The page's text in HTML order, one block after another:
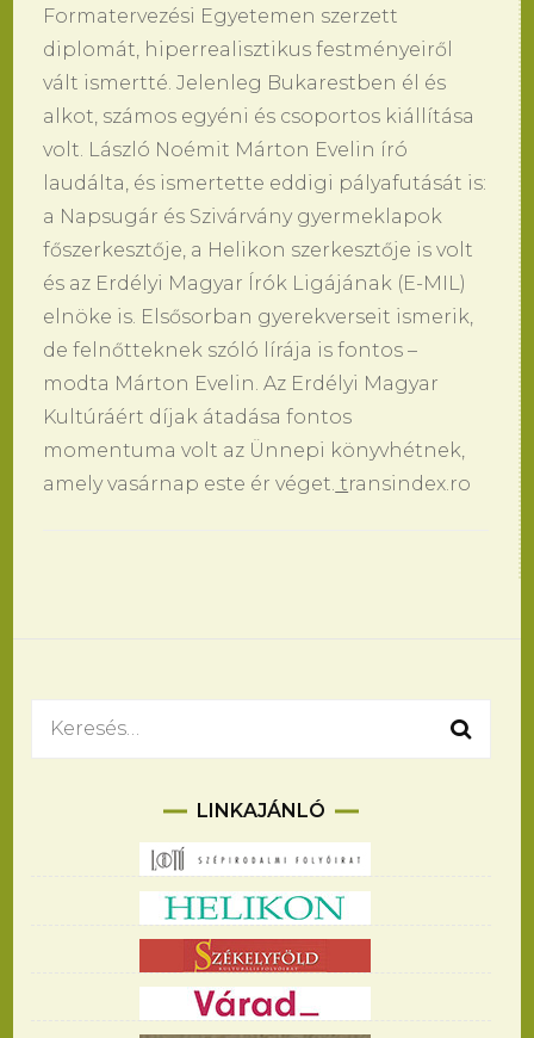
Formatervezési Egyetemen szerzett
diplomát, hiperrealisztikus festményeiről
vált ismertté. Jelenleg Bukarestben él és
alkot, számos egyéni és csoportos kiállítása
volt. László Noémit Márton Evelin író
laudálta, és ismertette eddigi pályafutását is:
a Napsugár és Szivárvány gyermeklapok
főszerkesztője, a Helikon szerkesztője is volt
és az Erdélyi Magyar Írók Ligájának (E-MIL)
elnöke is. Elsősorban gyerekverseit ismerik,
de felnőtteknek szóló lírája is fontos –
modta Márton Evelin. Az Erdélyi Magyar
Kultúráért díjak átadása fontos
momentuma volt az Ünnepi könyvhétnek,
amely vasárnap este ér véget. transindex.ro
Keresés:
LINKAJÁNLÓ